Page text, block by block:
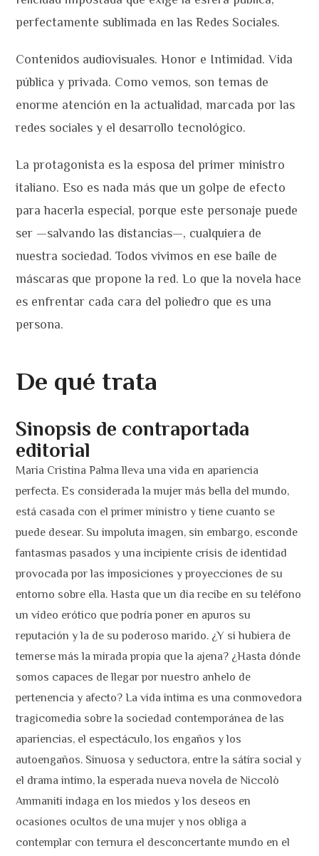
perfectamente sublimada en las Redes Sociales.
Contenidos audiovisuales. Honor e Intimidad. Vida
pública y privada. Como vemos, son temas de
enorme atención en la actualidad, marcada por las
redes sociales y el desarrollo tecnológico.
La protagonista es la esposa del primer ministro
italiano. Eso es nada más que un golpe de efecto
para hacerla especial, porque este personaje puede
ser —salvando las distancias—, cualquiera de
nuestra sociedad. Todos vivimos en ese baile de
máscaras que propone la red. Lo que la novela hace
es enfrentar cada cara del poliedro que es una
persona.
De qué trata
Sinopsis de contraportada
editorial
Maria Cristina Palma lleva una vida en apariencia
perfecta. Es considerada la mujer más bella del mundo,
está casada con el primer ministro y tiene cuanto se
puede desear. Su impoluta imagen, sin embargo, esconde
fantasmas pasados y una incipiente crisis de identidad
provocada por las imposiciones y proyecciones de su
entorno sobre ella. Hasta que un dia recibe en su teléfono
un vídeo erótico que podría poner en apuros su
reputación y la de su poderoso marido. ¿Y si hubiera de
temerse más la mirada propia que la ajena? ¿Hasta dónde
somos capaces de llegar por nuestro anhelo de
pertenencia y afecto? La vida intima es una conmovedora
tragicomedia sobre la sociedad contemporánea de las
apariencias, el espectáculo, los engaños y los
autoengaños. Sinuosa y seductora, entre la sátíra social y
el drama intimo, la esperada nueva novela de Niccolò
Ammaniti indaga en los miedos y los deseos en
ocasiones ocultos de una mujer y nos obliga a
contemplar con ternura el desconcertante mundo en el